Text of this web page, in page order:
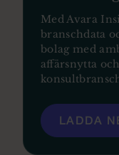
Med Avara
branschdata
bolag med
aﬀärsnytta
LADDA